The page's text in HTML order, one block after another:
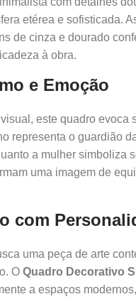
etérea e sofisticada.
de cinza e dourado
à obra.
e Emoção
este quadro evoca
representa o guardião
a mulher simboliza
uma imagem de
com
uma peça de arte
O Quadro Decorativo
a espaços